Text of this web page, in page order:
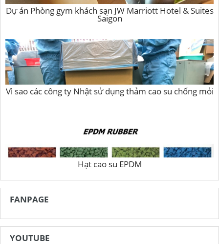
Dự án Phòng gym khách sạn JW Marriott Hotel & Suites
Saigon
Vì sao các công ty Nhật sử dụng thảm cao su chống mỏi
Hạt cao su EPDM
FANPAGE
YOUTUBE